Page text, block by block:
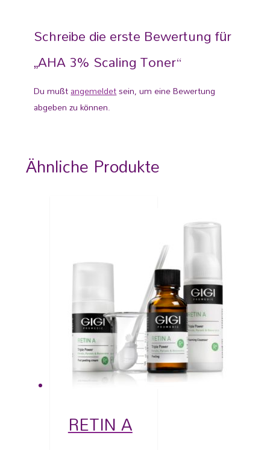
Schreibe die erste Bewertung für
„AHA 3% Scaling Toner“
Du mußtangemeldetsein, um eine Bewertung
abgeben zu können.
Ähnliche Produkte
RETIN A